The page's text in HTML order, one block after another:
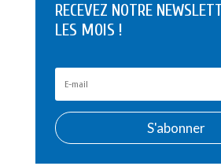
RECEVEZ NOTRE
LES MOIS !
S'abonner